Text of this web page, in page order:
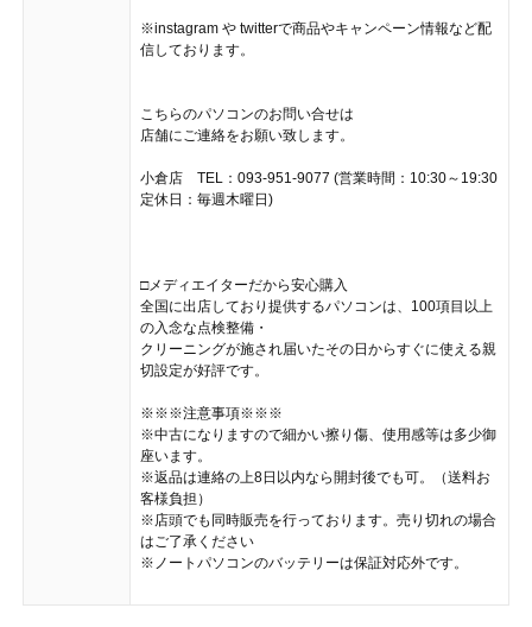
※instagram や twitterで商品やキャンペーン情報など配
信しております。
こちらのパソコンのお問い合せは
店舗にご連絡をお願い致します。
小倉店 TEL：093-951-9077 (営業時間：10:30～19:30
定休日：毎週木曜日)
□メディエイターだから安心購入
全国に出店しており提供するパソコンは、100項目以上
の入念な点検整備・
クリーニングが施され届いたその日からすぐに使える親
切設定が好評です。
※※※注意事項※※※
※中古になりますので細かい擦り傷、使用感等は多少御
座います。
※返品は連絡の上8日以内なら開封後でも可。（送料お
客様負担）
※店頭でも同時販売を行っております。売り切れの場合
はご了承ください
※ノートパソコンのバッテリーは保証対応外です。